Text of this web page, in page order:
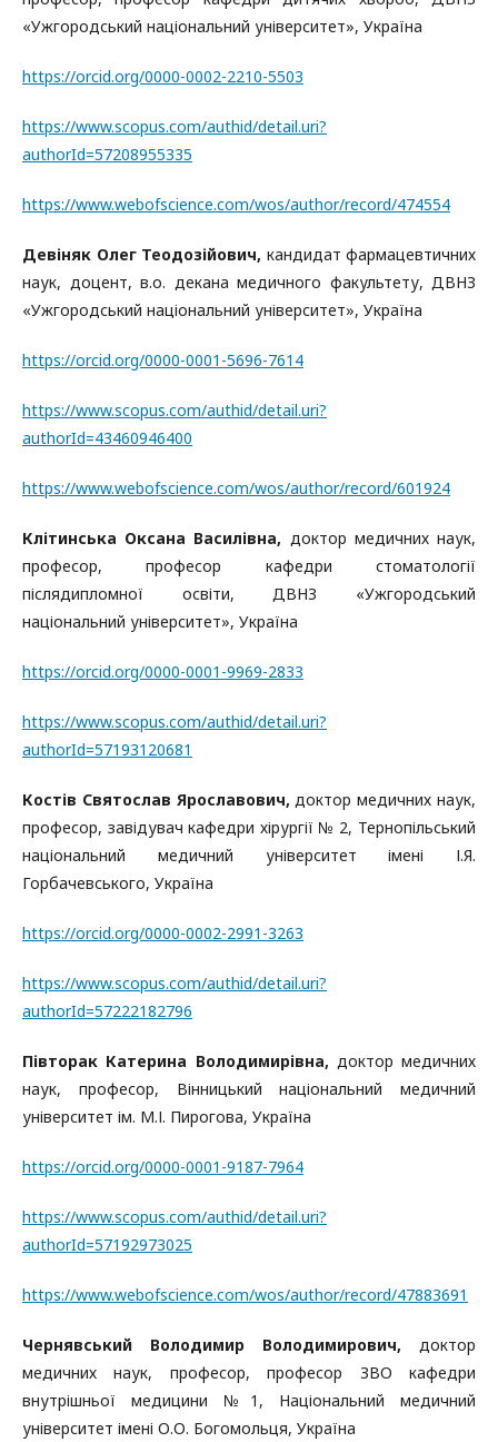
«Ужгородський національний університет», Україна
https://orcid.org/0000-0002-2210-5503
https://www.scopus.com/authid/detail.uri?
authorId=57208955335
https://www.webofscience.com/wos/author/record/474554
Девіняк Олег Теодозійович, кандидат фармацевтичних
наук, доцент, в.о. декана медичного факультету, ДВНЗ
«Ужгородський національний університет», Україна
https://orcid.org/0000-0001-5696-7614
https://www.scopus.com/authid/detail.uri?
authorId=43460946400
https://www.webofscience.com/wos/author/record/601924
Клітинська Оксана Василівна, доктор медичних наук,
професор, професор кафедри стоматології
післядипломної освіти, ДВНЗ «Ужгородський
національний університет», Україна
https://orcid.org/0000-0001-9969-2833
https://www.scopus.com/authid/detail.uri?
authorId=57193120681
Костів Святослав Ярославович,доктор медичних наук,
професор, завідувач кафедри хірургії № 2, Тернопільський
національний медичний університет імені І.Я.
Горбачевського, Україна
https://orcid.org/0000-0002-2991-3263
https://www.scopus.com/authid/detail.uri?
authorId=57222182796
Півторак Катерина Володимирівна, доктор медичних
наук, професор, Вінницький національний медичний
університет ім. М.І. Пирогова, Україна
https://orcid.org/0000-0001-9187-7964
https://www.scopus.com/authid/detail.uri?
authorId=57192973025
https://www.webofscience.com/wos/author/record/47883691
Чернявський Володимир Володимирович, доктор
медичних наук, професор, професор ЗВО кафедри
внутрішньої медицини №1, Національний медичний
університет імені О.О. Богомольця, Україна